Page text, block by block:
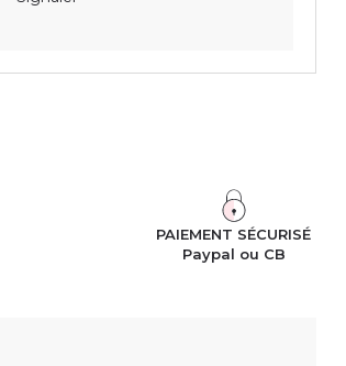
PAIEMENT SÉCURISÉ
Paypal ou CB